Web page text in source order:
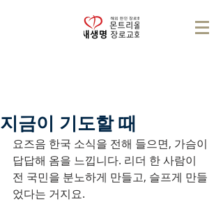
지금이 기도할 때
요즈음 한국 소식을 전해 들으면, 가슴이
답답해 옴을 느낍니다. 리더 한 사람이
전 국민을 분노하게 만들고, 슬프게 만들
었다는 거지요.